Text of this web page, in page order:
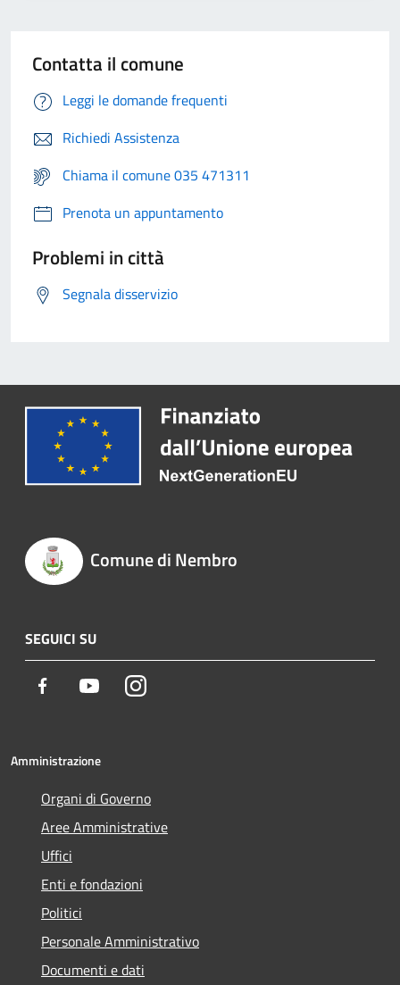
Contatta il comune
Leggi le domande frequenti
Richiedi Assistenza
Chiama il comune 035 471311
Prenota un appuntamento
Problemi in città
Segnala disservizio
Comune di Nembro
SEGUICI SU
Facebook YoutubeInstagram
Amministrazione
Organi di Governo
Aree Amministrative
Uffici
Enti e fondazioni
Politici
Personale Amministrativo
Documenti e dati